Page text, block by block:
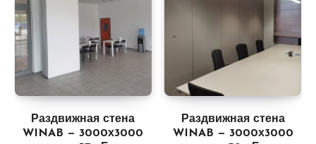
Раздвижная стена
WINAB — 3000х3000
Раздвижная стена
WINAB — 3000х3000